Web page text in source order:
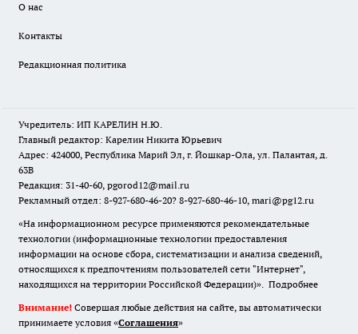
О нас
Контакты
Редакционная политика
Учредитель: ИП КАРЕЛИН Н.Ю.
Главный редактор: Карелин Никита Юрьевич
Адрес: 424000, Республика Марий Эл, г. Йошкар-Ола, ул. Палантая, д.
63В
Редакция: 31-40-60, pgorod12@mail.ru
Рекламный отдел: 8-927-680-46-20? 8-927-680-46-10, mari@pg12.ru
«На информационном ресурсе применяются рекомендательные
технологии (информационные технологии предоставления
информации на основе сбора, систематизации и анализа сведений,
относящихся к предпочтениям пользователей сети "Интернет",
находящихся на территории Российской Федерации)». Подробнее
Внимание! Совершая любые действия на сайте, вы автоматически
принимаете условия «Cоглашения»